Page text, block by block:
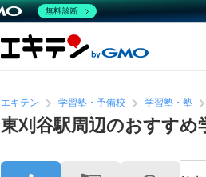
エキテン 学習塾・予備校 学習塾・塾
東刈谷駅周辺のおすすめ
無料診断